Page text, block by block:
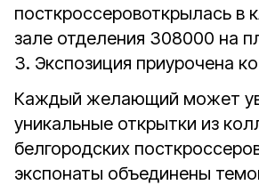
посткроссеровоткрылась в
зале отделения 308000 на
3. Экспозиция приурочена
Каждый желающий может
уникальные открытки из
белгородских
экспонаты объединены